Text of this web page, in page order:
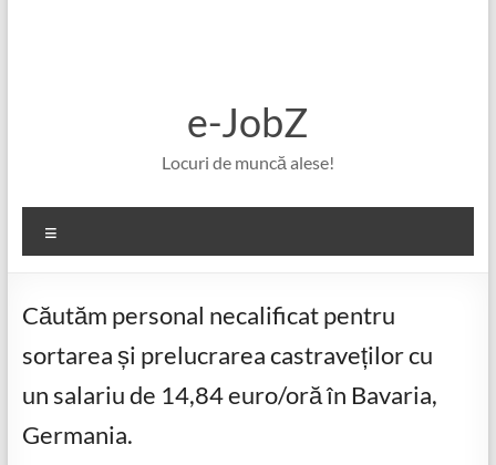
e-JobZ
Locuri de muncă alese!
Căutăm personal necalificat pentru
sortarea și prelucrarea castraveților cu
un salariu de 14,84 euro/oră în Bavaria,
Germania.